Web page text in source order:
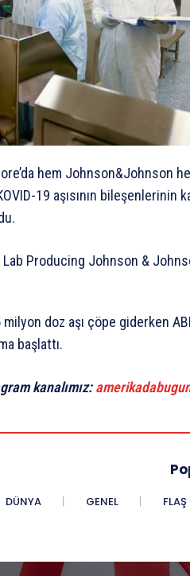
hem Johnson&Johnson
19 aşısının bileşenlerinin
doz aşı çöpe giderken
başlattı.
kanalımız:
DÜNYA GENEL FLAŞ